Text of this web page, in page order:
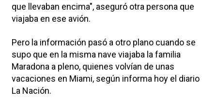
que llevaban encima", aseguró otra persona que
viajaba en ese avión.
Pero la información pasó a otro plano cuando se
supo que en la misma nave viajaba la familia
Maradona a pleno, quienes volvían de unas
vacaciones en Miami, según informa hoy el diario
La Nación.